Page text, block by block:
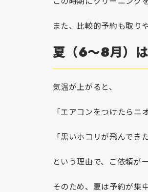
また、比較的予約も取り
夏（6～8月）
気温が上がると、
「エアコンをつけたらニ
「黒いホコリが飛んでき
という理由で、ご依頼が
そのため、夏は予約が集